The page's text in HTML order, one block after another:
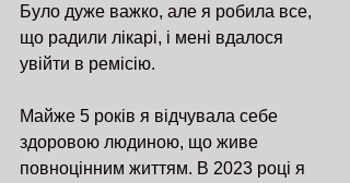
Було дуже важко, але я робила все,
що радили лікарі, і мені вдалося
увійти в ремісію.
Майже 5 років я відчувала себе
здоровою людиною, що живе
повноцінним життям. В 2023 році я